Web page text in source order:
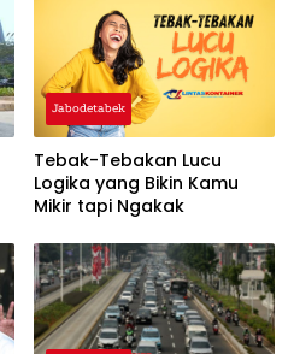
Jabodetabek
Tebak-Tebakan Lucu
Logika yang Bikin Kamu
Mikir tapi Ngakak